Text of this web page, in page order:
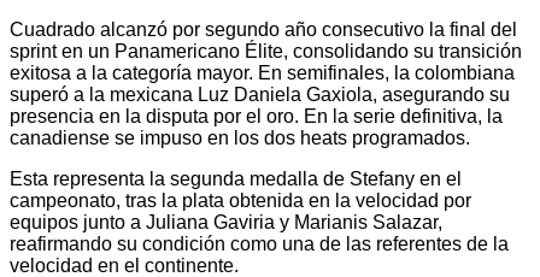
Cuadrado alcanzó por segundo año consecutivo la final del
sprint en un Panamericano Élite, consolidando su transición
exitosa a la categoría mayor. En semifinales, la colombiana
superó a la mexicana Luz Daniela Gaxiola, asegurando su
presencia en la disputa por el oro. En la serie definitiva, la
canadiense se impuso en los dos heats programados.
Esta representa la segunda medalla de Stefany en el
campeonato, tras la plata obtenida en la velocidad por
equipos junto a Juliana Gaviria y Marianis Salazar,
reafirmando su condición como una de las referentes de la
velocidad en el continente.